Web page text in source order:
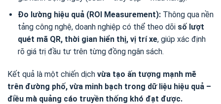
Đo lường hiệu quả (ROI Measurement):Thông qua nền
tảng công nghệ, doanh nghiệp có thể theo dõi số lượt
quét mã QR, thời gian hiển thị, vị trí xe, giúp xác định
rõ giá trị đầu tư trên từng đồng ngân sách.
Kết quả là một chiến dịch vừa tạo ấn tượng mạnh mẽ
trên đường phố, vừa minh bạch trong dữ liệu hiệu quả –
điều mà quảng cáo truyền thống khó đạt được.